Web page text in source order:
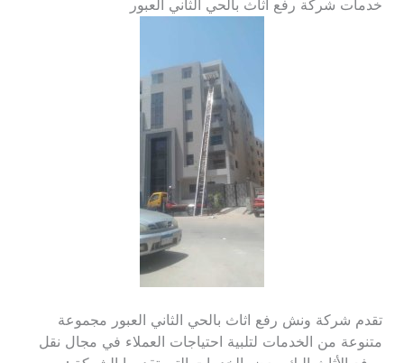
خدمات شركة رفع اثاث بالحي الثاني العبور
تقدم شركة ونش رفع اثاث بالحي الثاني العبور مجموعة
متنوعة من الخدمات لتلبية احتياجات العملاء في مجال نقل